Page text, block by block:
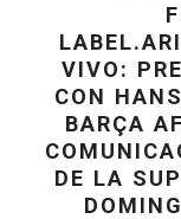
VIVO:
CON
BARÇA
DE LA